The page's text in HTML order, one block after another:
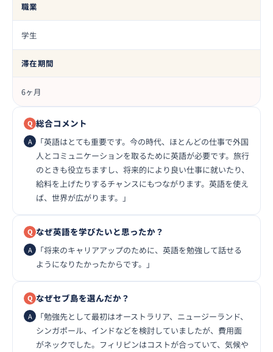
職業
学生
滞在期間
6ヶ月
総合コメント
「英語はとても重要です。今の時代、ほとんどの仕事で外国
人とコミュニケーションを取るために英語が必要です。旅行
のときも役立ちますし、将来的により良い仕事に就いたり、
給料を上げたりするチャンスにもつながります。英語を使え
ば、世界が広がります。」
なぜ英語を学びたいと思ったか？
「将来のキャリアアップのために、英語を勉強して話せる
ようになりたかったからです。」
なぜセブ島を選んだか？
「勉強先として最初はオーストラリア、ニュージーランド、
シンガポール、インドなどを検討していましたが、費用面
がネックでした。フィリピンはコストが合っていて、気候や